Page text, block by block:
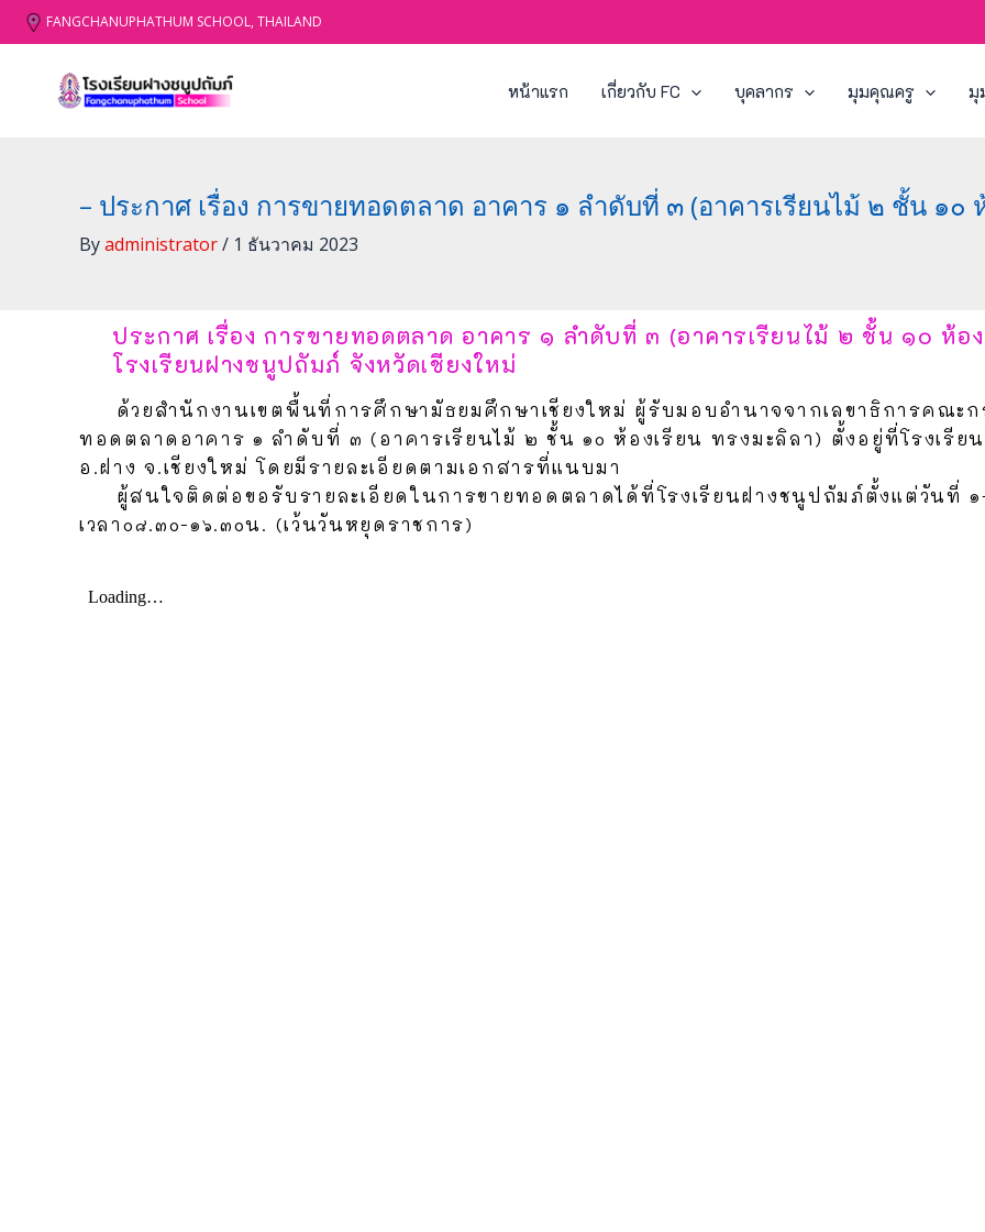
Skip
to
FANGCHANUPHATHUM SCHOOL, THAILAND
หน้าแรก เกี่ยวกับ FC บุคลากร มุมคุณครู มุ
– ประกาศ เรื่อง การขายทอดตลาด อาคาร ๑ ลำดับที่ ๓ (อาคารเรียนไม้ ๒ ชั้น ๑๐
Byadministrator/ 1 ธันวาคม 2023
ประกาศ เรื่อง การขายทอดตลาด อาคาร ๑ ลำดับที่ ๓ (อาคารเรียนไม้ ๒ ชั้น ๑๐ ห้อ
โรงเรียนฝางชนูปถัมภ์ จังหวัดเชียงใหม่
ด้วยสำนักงานเขตพื้นที่การศึกษามัธยมศึกษาเชียงใหม่ ผู้รับมอบอำนาจจากเลขาธิการคณะ
ทอดตลาดอาคาร ๑ ลำดับที่ ๓ (อาคารเรียนไม้ ๒ ชั้น ๑๐ ห้องเรียน ทรงมะลิลา) ตั้งอยู่ที่โรงเรี
อ.ฝาง จ.เชียงใหม่ โดยมีรายละเอียดตามเอกสารที่แนบมา
ผู้สนใจติดต่อขอรับรายละเอียดในการขายทอดตลาดได้ที่โรงเรียนฝางชนูปถัมภ์ตั้งแต่วันที่
เวลา๐๘.๓๐-๑๖.๓๐น. (เว้นวันหยุดราชการ)